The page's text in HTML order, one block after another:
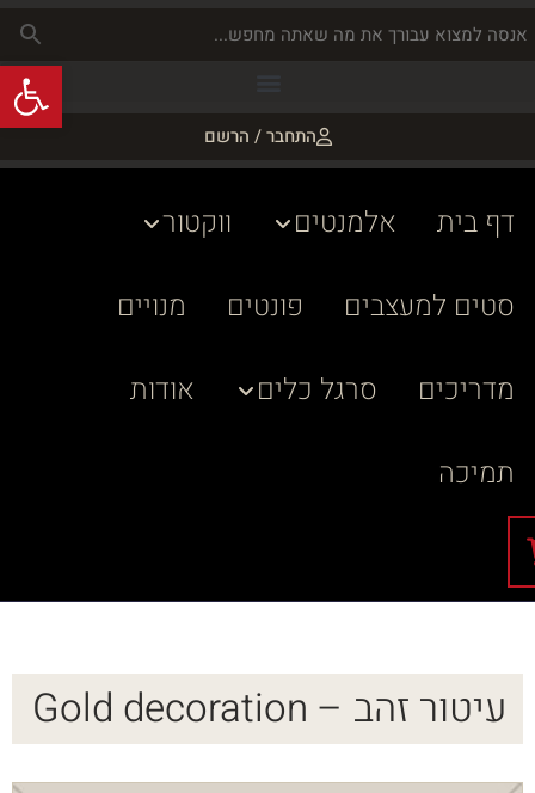
התחבר / הרשם
דף בית אלמנטים
ווקטור
סטים למעצבים
פונטים
מנויים
מדריכים
סרגל כלים
אודות
תמיכה
עיטור זהב – Gold decoration